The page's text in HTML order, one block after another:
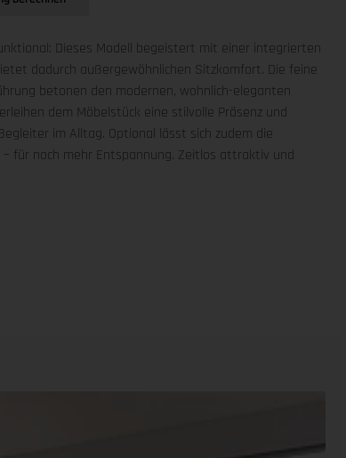
Dieses Modell begeistert mit einer integrierten
dadurch außergewöhnlichen Sitzkomfort. Die feine
betonen den modernen, wohnlich-eleganten
dem Möbelstück eine stilvolle Präsenz und
im Alltag. Optional lässt sich zudem die
für noch mehr Entspannung. Zeitlos attraktiv und